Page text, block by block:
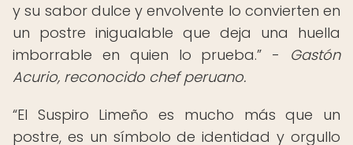
y su sabor dulce y envolvente lo convierten en
un postre inigualable que deja una huella
imborrable en quien lo prueba.” - Gastón
Acurio, reconocido chef peruano.
“El Suspiro Limeño es mucho más que un
postre, es un símbolo de identidad y orgullo